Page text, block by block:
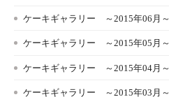
ケーキギャラリー ～2015年06月～
ケーキギャラリー ～2015年05月～
ケーキギャラリー ～2015年04月～
ケーキギャラリー ～2015年03月～